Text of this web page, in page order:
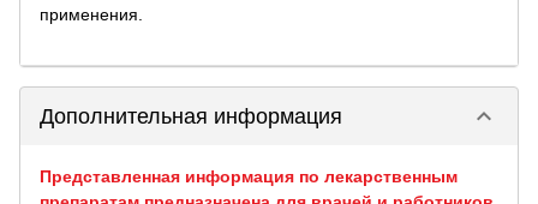
применения.
Дополнительная информация keyboard_arrow_down
Представленная информация по лекарственным